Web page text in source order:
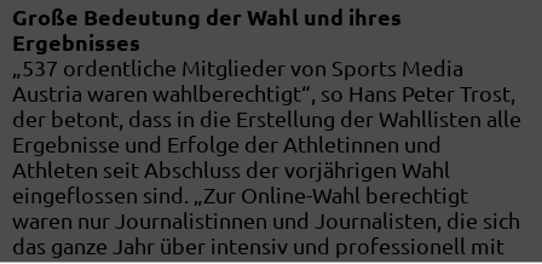
Große Bedeutung der Wahl und ihres
Ergebnisses
„537 ordentliche Mitglieder von Sports Media
Austria waren wahlberechtigt“, so Hans Peter Trost,
der betont, dass in die Erstellung der Wahllisten alle
Ergebnisse und Erfolge der Athletinnen und
Athleten seit Abschluss der vorjährigen Wahl
eingeflossen sind. „Zur Online-Wahl berechtigt
waren nur Journalistinnen und Journalisten, die sich
das ganze Jahr über intensiv und professionell mit